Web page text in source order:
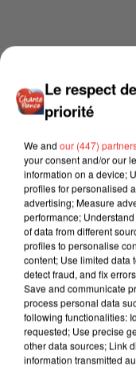
Le respect
priorité
We and our (447)
your consent and/or our
information on a device;
profiles for personalised
advertising; Measure
performance;
of data from different
profiles to personalise
content; Use limited data
detect fraud, and fix
Save and communicate
process personal data
following functionalities:
requested; Use precise
other data sources; Link
information transmitted